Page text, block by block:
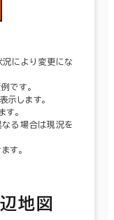
況により変更にな
です。
します。
。
なる場合は現況を
す。
地図